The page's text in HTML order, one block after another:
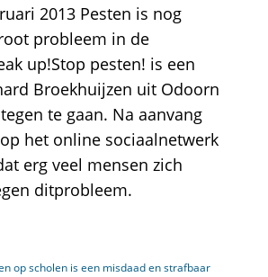
2013 Pesten is nog
probleem in de
up!Stop pesten! is een
Broekhuijzen uit Odoorn
te gaan. Na aanvang
het online sociaalnetwerk
erg veel mensen zich
ditprobleem.
op scholen is een misdaad en strafbaar